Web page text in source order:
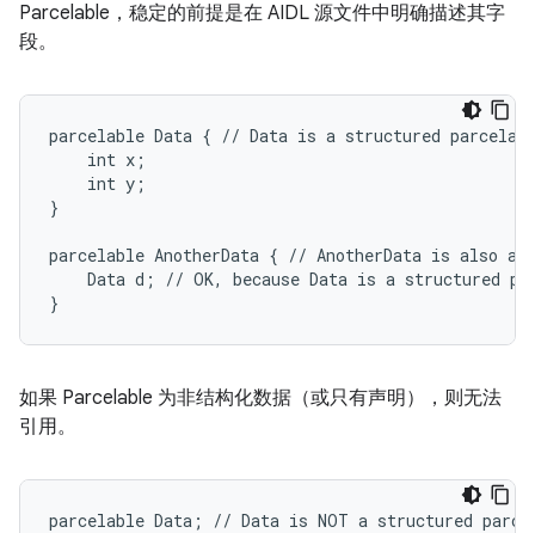
Parcelable，稳定的前提是在 AIDL 源文件中明确描述其字
段。
parcelable Data { // Data is a structured
    int x;
    int y;
}
parcelable AnotherData { // AnotherData is also a
Data d; // OK, because Data is a structured
如果 Parcelable 为非结构化数据（或只有声明），则无法
引用。
parcelable Data; // Data is NOT a structured